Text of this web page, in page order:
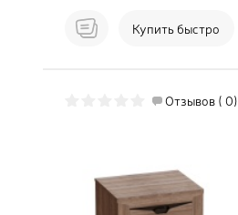
Купить быстро
Отзывов ( 0)